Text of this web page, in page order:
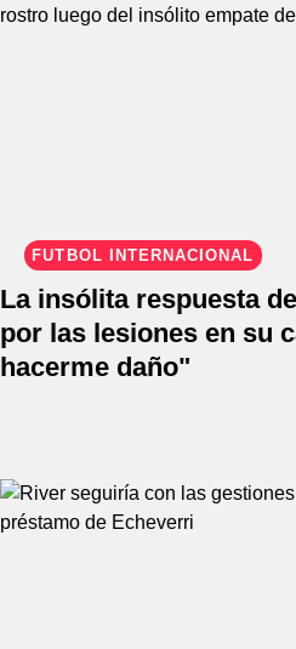
FÚTBOL INTERNACIONAL
La insólita respuesta
por las lesiones en su
hacerme daño"